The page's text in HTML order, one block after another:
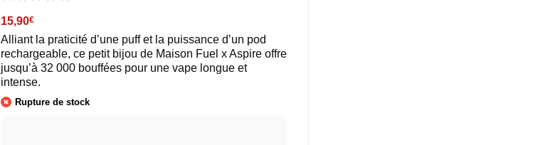
15,90€
Alliant la praticité d’une puff et la puissance d’un pod
rechargeable, ce petit bijou de Maison Fuel x Aspire offre
jusqu’à 32 000 bouffées pour une vape longue et
intense.
Rupture de stock